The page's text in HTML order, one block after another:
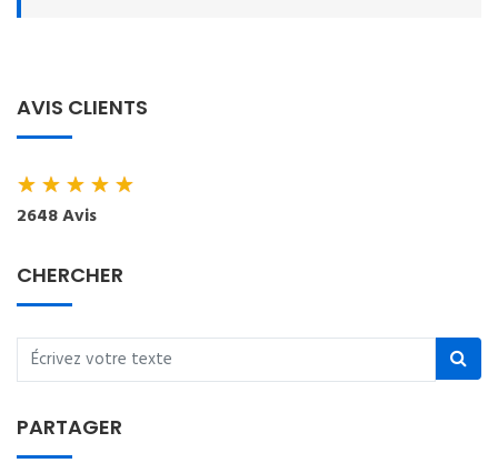
AVIS CLIENTS
★★★★★
2648 Avis
CHERCHER
PARTAGER